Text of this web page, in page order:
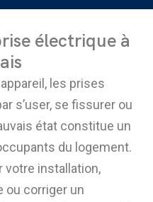
électrique à
les prises
s’user, se fissurer ou
état constitue un
du logement.
votre installation,
ou corriger un